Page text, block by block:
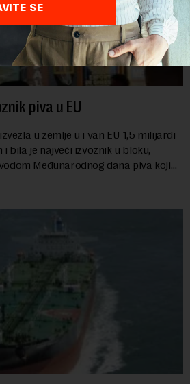
piva u EU
u zemlje u i van EU 1,5 milijardi
bila je najveći izvoznik u bloku,
Međunarodnog dana piva koji
SE